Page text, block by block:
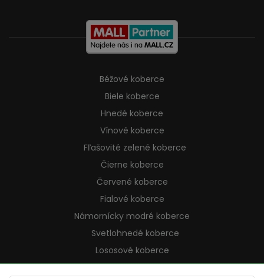
Béžové koberce
Biele koberce
Hnedé koberce
Vínové koberce
Fľašovité zelené koberce
Čierne koberce
Červené koberce
Fialové koberce
Námornícky modré koberce
Svetlohnedé koberce
Lososové koberce
Krémové koberce